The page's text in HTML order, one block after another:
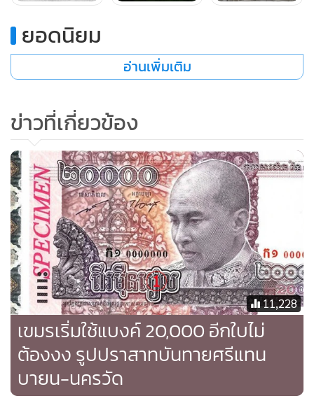
ต่อมาในสมัยรัชกาลที่ ๔ พระบาทสมเด็จพระจอมเกล้าเจ้าอยู่หัว
สารีริกธาตุไป จึงโปรดให้ช่างไปถ่ายแบบพระเจดีย์ทรงระฆังคว่ำ
องค์หนึ่งที่กรุงศรีอยุธยา และพระราชทานพระราชทรัพย์ส่วน
พระองค์จำนวน ๕๘๘ ชั่ง หรือ ๔๗,๐๐๐ บาท ก่อสร้างสวมทับ
พระเจดีย์องค์เดิมไว้ เช่นเดียวกับพระปฐมเจดีย์ มีความสูงถึง
๓๙.๗๕ เมตร ให้ดูโดดเด่นสง่างามสมกับเป็นพระเจดีย์คู่บ้านคู่
เมือง และปีนขึ้นไปยาก อัญเชิญพระบรมสารีริกธาตุ ๑๒
พระองค์จากพระบรมมหาราชวังมาบรรจุไว้ ทั้งยังถมเกาะให้
กว้างขึ้นด้วย
แอนนา เลียวโนเวน ครูสอนภาษาในพระราชสำนัก ได้บันทึกถึง
พระสมุทรเจดีย์เมื่อนั่งเรือผ่านสันดอนเข้ามาว่า
“...กลางแม่น้ำที่หน้าเมือง มีเกาะกลางอยู่ ๒ เกาะ เกาะแรกมี
ป้อมปราการ รอบเกาะเขียวไปด้วยต้นไม้...อีกเกาะเป็นเกาะเล็ก
ยอดนิยม
อ่านเพิ่มเติม
ข่าวที่เกี่ยวข้อง
11,228
เขมรเริ่มใช้แบงค์ 20,000 อีกใบไม่
ต้องงง รูปปราสาทบันทายศรีแทน
บายน-นครวัด